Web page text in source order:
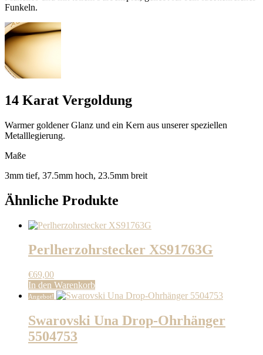
Funkeln.
14 Karat Vergoldung
Warmer goldener Glanz und ein Kern aus unserer speziellen
Metalllegierung.
Maße
3mm tief, 37.5mm hoch, 23.5mm breit
Ähnliche Produkte
Perlherzohrstecker XS91763G
€69,00
In den Warenkorb
Angebot!
Swarovski Una Drop-Ohrhänger
5504753